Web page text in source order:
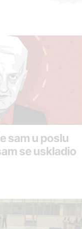
sam u poslu
se uskladio